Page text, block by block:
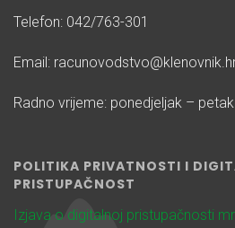
Telefon: 042/763-301
Email:
Radno vrijeme: ponedjeljak –
POLITIKA PRIVATNOSTI I
PRISTUPAČNOST
Izjava o digitalnoj pristupačnosti